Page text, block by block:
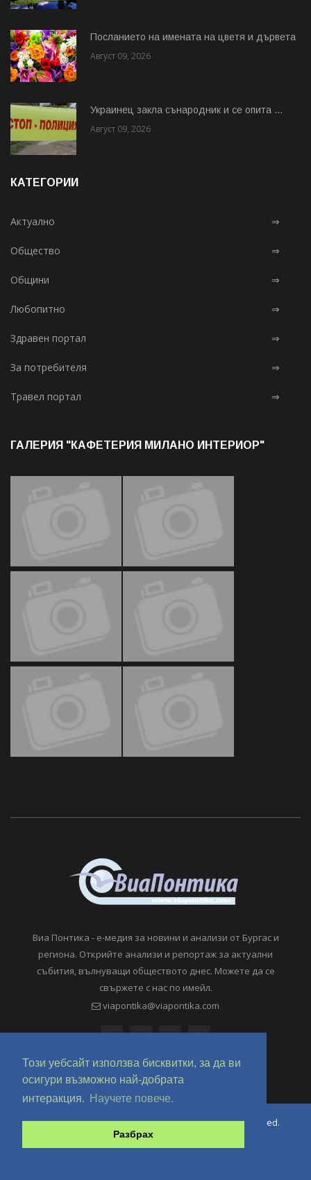
Този уебсайт използва бисквитки, за да ви
осигури възможно най-добрата
интеракция.
Научете повече.
Разбрах
Посланието на имената на цветя и дървета
Август 09, 2026
Украинец закла сънародник и се опита ...
Август 09, 2026
КАТЕГОРИИ
Актуално ⇒
Общество ⇒
Общини ⇒
Любопитно ⇒
Здравен портал ⇒
За потребителя ⇒
Травел портал ⇒
ГАЛЕРИЯ "КАФЕТЕРИЯ МИЛАНО ИНТЕРИОР"
Виа Понтика - е-медия за новини и анализи от Бургас и
региона. Открийте анализи и репортаж за актуални
събития, вълнуващи обществото днес. Можете да се
свържете с нас по имейл.
viapontika@viapontika.com
Copyright © 2018-2024 ViaPontika.com. All Rights Reserved.
Development @ OverHertz Ltd